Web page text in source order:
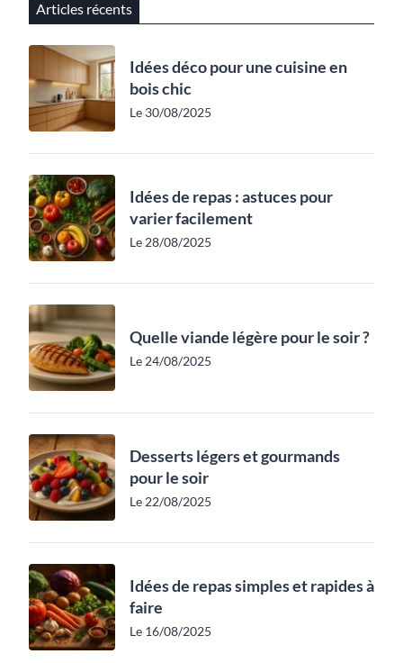
Articles récents
Idées déco pour une cuisine en
bois chic
Le 30/08/2025
Idées de repas : astuces pour
varier facilement
Le 28/08/2025
Quelle viande légère pour le soir ?
Le 24/08/2025
Desserts légers et gourmands
pour le soir
Le 22/08/2025
Idées de repas simples et rapides à
faire
Le 16/08/2025